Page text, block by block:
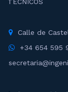
Calle de
+34 654 595